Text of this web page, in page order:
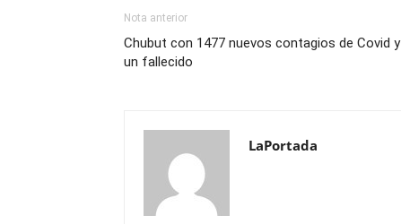
Nota anterior
Chubut con 1477 nuevos contagios de Covid y
un fallecido
LaPortada